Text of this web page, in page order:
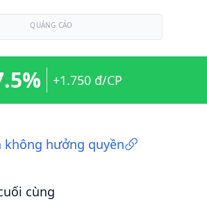
QUẢNG CÁO
không hưởng quyền
cùng
+1.750 đ/CP